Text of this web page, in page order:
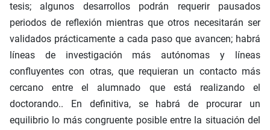
tesis; algunos desarrollos podrán requerir pausados
periodos de reflexión mientras que otros necesitarán ser
validados prácticamente a cada paso que avancen; habrá
líneas de investigación más autónomas y líneas
confluyentes con otras, que requieran un contacto más
cercano entre el alumnado que está realizando el
doctorando.. En definitiva, se habrá de procurar un
equilibrio lo más congruente posible entre la situación del